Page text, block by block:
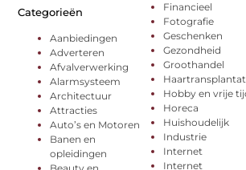
Categorieën
Aanbiedingen
Adverteren
Afvalverwerking
Alarmsysteem
Architectuur
Attracties
Auto’s en Motoren
Banen en
opleidingen
Financieel
Fotografie
Geschenken
Gezondheid
Groothandel
Hobby en vrije
Horeca
Huishoudelijk
Industrie
Internet
Internet